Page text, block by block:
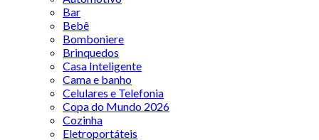
Bar
Bebê
Bomboniere
Brinquedos
Casa Inteligente
Cama e banho
Celulares e Telefonia
Copa do Mundo 2026
Cozinha
Eletroportáteis